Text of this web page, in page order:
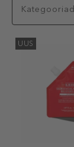
Kategooriad
UUS